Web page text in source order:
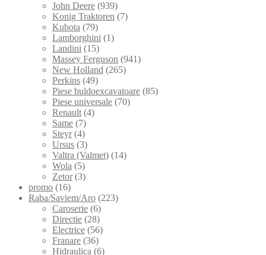
John Deere (939)
Konig Traktoren (7)
Kubota (79)
Lamborghini (1)
Landini (15)
Massey Ferguson (941)
New Holland (265)
Perkins (49)
Piese buldoexcavatoare (85)
Piese universale (70)
Renault (4)
Same (7)
Steyr (4)
Ursus (3)
Valtra (Valmet) (14)
Wola (5)
Zetor (3)
promo (16)
Raba/Saviem/Aro (223)
Caroserie (6)
Directie (28)
Electrice (56)
Franare (36)
Hidraulica (6)